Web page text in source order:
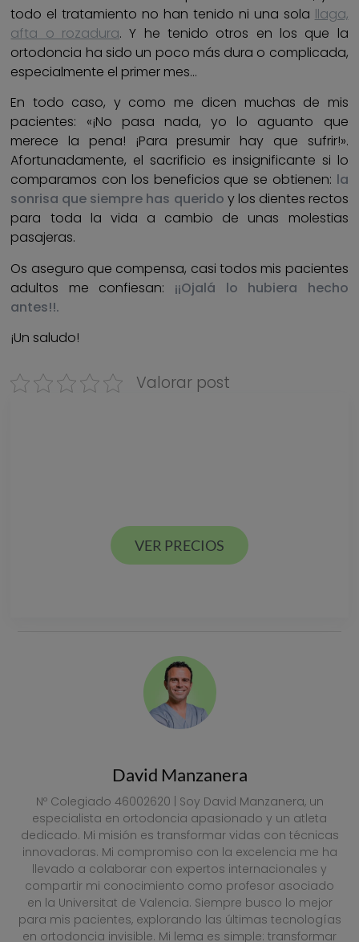
todo el tratamiento no han tenido ni una sola llaga,
afta o rozadura. Y he tenido otros en los que la
ortodoncia ha sido un poco más dura o complicada,
especialmente el primer mes…
En todo caso, y como me dicen muchas de mis
pacientes: «¡No pasa nada, yo lo aguanto que
merece la pena! ¡Para presumir hay que sufrir!».
Afortunadamente, el sacrificio es insignificante si lo
comparamos con los beneficios que se obtienen: la
sonrisa que siempre has querido y los dientes rectos
para toda la vida a cambio de unas molestias
pasajeras.
Os aseguro que compensa, casi todos mis pacientes
adultos me confiesan: ¡¡Ojalá lo hubiera hecho
antes!!.
¡Un saludo!
Valorar post
VER PRECIOS
David Manzanera
Nº Colegiado 46002620 | Soy David Manzanera, un
especialista en ortodoncia apasionado y un atleta
dedicado. Mi misión es transformar vidas con técnicas
innovadoras. Mi compromiso con la excelencia me ha
llevado a colaborar con expertos internacionales y
compartir mi conocimiento como profesor asociado
en la Universitat de Valencia. Siempre busco lo mejor
para mis pacientes, explorando las últimas tecnologías
en ortodoncia invisible. Mi lema es simple: transformar